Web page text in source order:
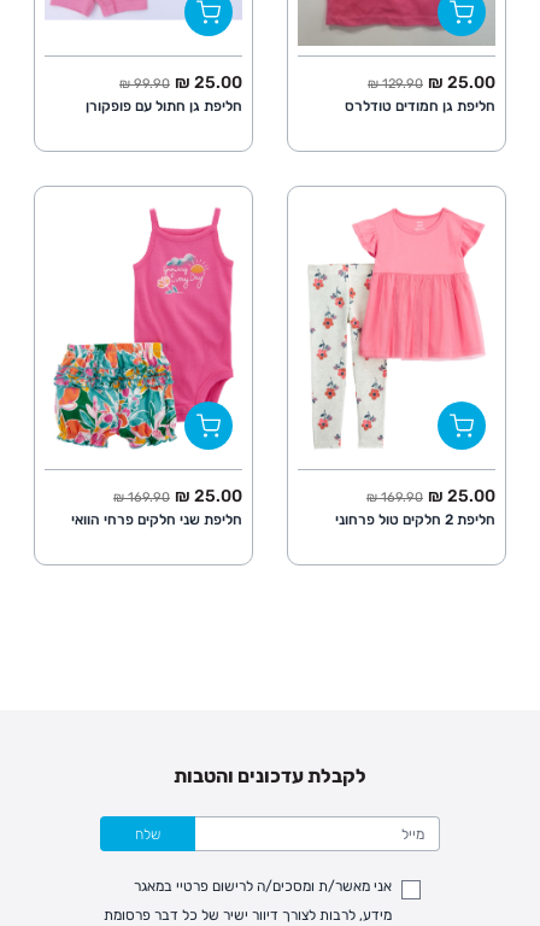
החל מ
25.00 ₪ מחיר מלא
129.90 ₪
חליפת גן חמודים טודלרס
החל מ
25.00 ₪ מחיר מלא
99.90 ₪
חליפת גן חתול עם פופקורן
החל מ
25.00 ₪ מחיר מלא
169.90 ₪
חליפת 2 חלקים טול פרחוני
החל מ
25.00 ₪ מחיר מלא
169.90 ₪
חליפת שני חלקים פרחי הוואי
לקבלת עדכונים והטבות
שלח
אני מאשר/ת ומסכים/ה לרישום פרטיי במאגר
מידע, לרבות לצורך דיוור ישיר של כל דבר פרסומת